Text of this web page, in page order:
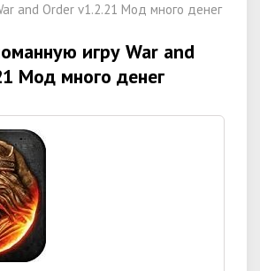
and Order v1.2.21 Мод много денег
игру War and
Мод много денег